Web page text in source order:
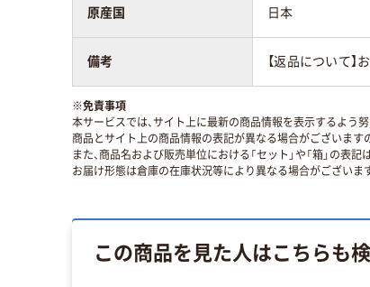
原産国 日本
備考 【返品について
※免責事項
本サービスでは、サイト上に最新の商品情報を表示するよう努
商品とサイト上の商品情報の表記が異なる場合がございます
また、商品名および販売単位における「セット」や「箱」の表
お届け形態は倉庫の在庫状況等により異なる場合がございま
この商品を見た人はこちらも